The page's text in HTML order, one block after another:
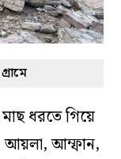
ধরতে গিয়ে
আয়লা, আম্ফান,